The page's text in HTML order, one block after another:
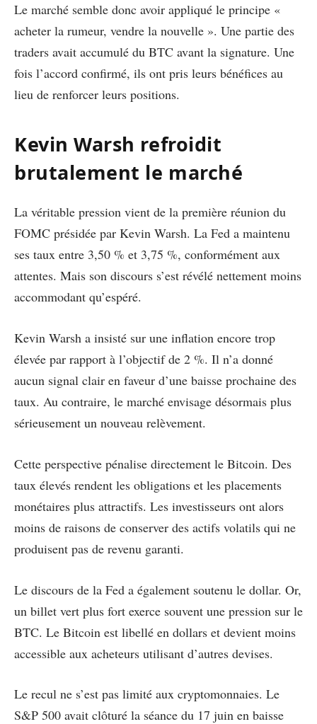
Le marché semble donc avoir appliqué le principe «
acheter la rumeur, vendre la nouvelle ». Une partie des
traders avait accumulé du BTC avant la signature. Une
fois l’accord confirmé, ils ont pris leurs bénéfices au
lieu de renforcer leurs positions.
Kevin Warsh refroidit
brutalement le marché
La véritable pression vient de la première réunion du
FOMC présidée par Kevin Warsh. La Fed a maintenu
ses taux entre 3,50 % et 3,75 %, conformément aux
attentes. Mais son discours s’est révélé nettement moins
accommodant qu’espéré.
Kevin Warsh a insisté sur une inflation encore trop
élevée par rapport à l’objectif de 2 %. Il n’a donné
aucun signal clair en faveur d’une baisse prochaine des
taux. Au contraire, le marché envisage désormais plus
sérieusement un nouveau relèvement.
Cette perspective pénalise directement le Bitcoin. Des
taux élevés rendent les obligations et les placements
monétaires plus attractifs. Les investisseurs ont alors
moins de raisons de conserver des actifs volatils qui ne
produisent pas de revenu garanti.
Le discours de la Fed a également soutenu le dollar. Or,
un billet vert plus fort exerce souvent une pression sur le
BTC. Le Bitcoin est libellé en dollars et devient moins
accessible aux acheteurs utilisant d’autres devises.
Le recul ne s’est pas limité aux cryptomonnaies. Le
S&P 500 avait clôturé la séance du 17 juin en baisse